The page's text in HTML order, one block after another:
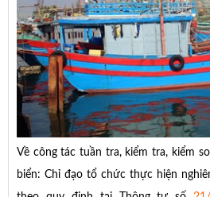
Về công tác tuần tra, kiểm tra, kiểm
biển: Chỉ đạo tổ chức thực hiện